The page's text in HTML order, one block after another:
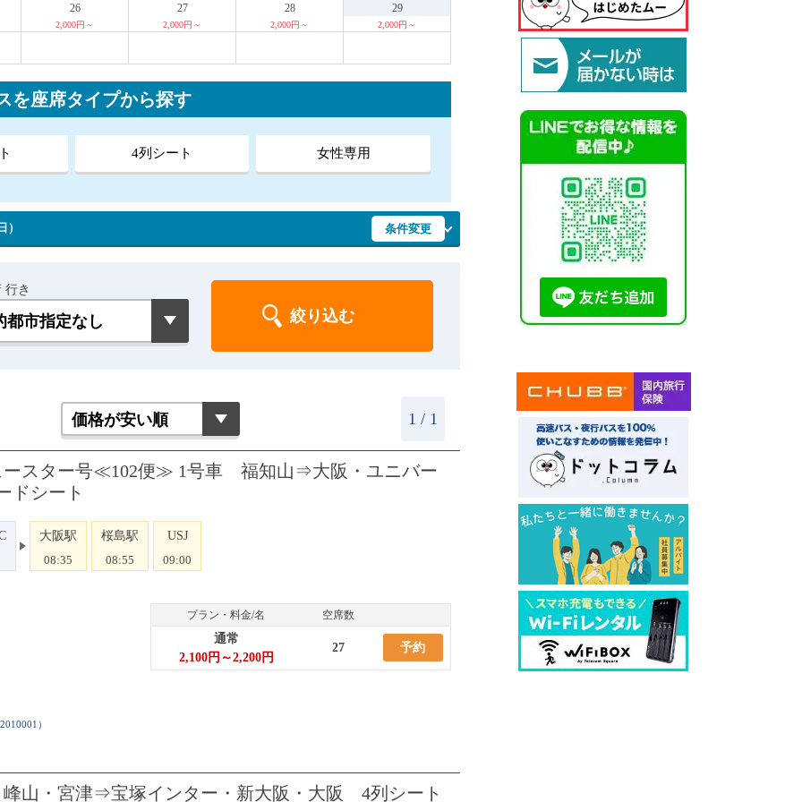
26
2,000円～
27
2,000円～
28
2,000円～
29
2,000円～
を座席タイプから探す
4列シート 女性専用
条件変更
行き
1 / 1
ースター号≪102便≫ 1号車 福知山⇒大阪・ユニバー
ドシート
）
大阪駅
08:35
桜島駅
08:55
USJ
09:00
プラン・料金/名 空席数
通常
2,100円～2,200円
27 予約
山・宮津⇒宝塚インター・新大阪・大阪 4列シート